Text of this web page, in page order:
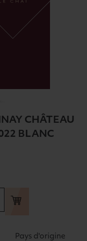
CHÂTEAU
BLANC
Pays d'origine